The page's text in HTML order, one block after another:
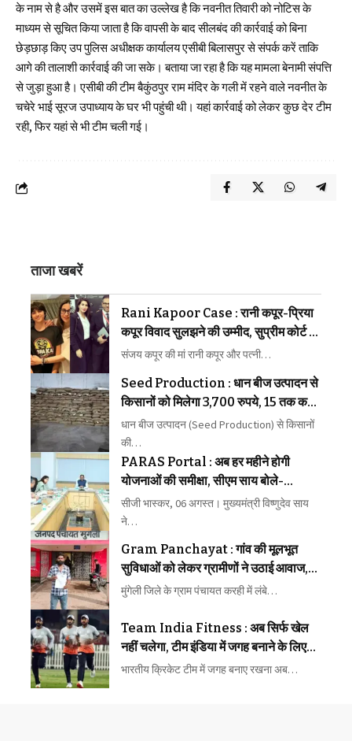
के नाम से है और उसमें इस बात का उल्लेख है कि नवनीत तिवारी को नोटिस के
माध्यम से सूचित किया जाता है कि वापसी के बाद सीलबंद की कार्रवाई को बिना
छेड़छाड़ किए उप पुलिस अधीक्षक कार्यालय एसीबी बिलासपुर से संपर्क करें ताकि
आगे की तालाशी कार्रवाई की जा सके। बताया जा रहा है कि यह मामला बेनामी संपत्ति
से जुड़ा हुआ है। एसीबी की टीम बैकुंठपुर राम मंदिर के गली में रहने वाले नवनीत के
चचेरे भाई सूरज उपाध्याय के घर भी पहुंची थी। यहां कार्रवाई को लेकर कुछ देर टीम
रही, फिर यहां से भी टीम चली गई।
ताजा खबरें
Rani Kapoor Case : रानी कपूर-प्रिया
कपूर विवाद सुलझने की उम्मीद, सुप्रीम कोर्ट ने
मध्यस्थता पर जताया भरोसा
संजय कपूर की मां रानी कपूर और पत्नी…
Seed Production : धान बीज उत्पादन से
किसानों को मिलेगा 3,700 रुपये, 15 तक कराएं
पंजीयन
धान बीज उत्पादन (Seed Production) से किसानों
की…
PARAS Portal : अब हर महीने होगी
योजनाओं की समीक्षा, सीएम साय बोले-
लापरवाही बिल्कुल बर्दाश्त नहीं
सीजी भास्कर, 06 अगस्त। मुख्यमंत्री विष्णुदेव साय
ने…
Gram Panchayat : गांव की मूलभूत
सुविधाओं को लेकर ग्रामीणों ने उठाई आवाज,
समस्याओं के समाधान की मांग तेज
मुंगेली जिले के ग्राम पंचायत करही में लंबे…
Team India Fitness : अब सिर्फ खेल
नहीं चलेगा, टीम इंडिया में जगह बनाने के लिए
फिटनेस की होगी कड़ी परीक्षा
भारतीय क्रिकेट टीम में जगह बनाए रखना अब…